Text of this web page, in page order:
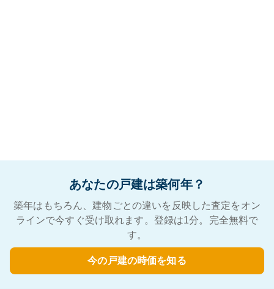
あなたの戸建は築何年？
築年はもちろん、建物ごとの違いを反映した査定をオン
ラインで今すぐ受け取れます。登録は1分。完全無料で
す。
今の戸建の時価を知る